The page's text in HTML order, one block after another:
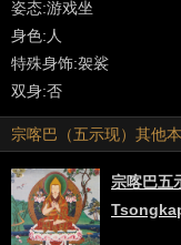
姿态:游戏坐
身色:人
特殊身饰:袈裟
双身:否
宗喀巴（五示现）其他
宗喀巴五